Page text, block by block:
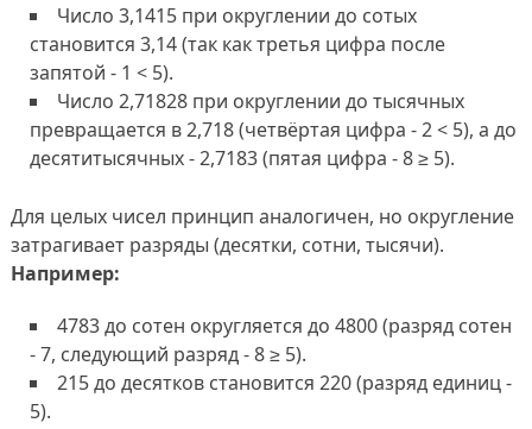
Число 3,1415 при округлении до сотых
становится 3,14 (так как третья цифра после
запятой - 1 < 5).
Число 2,71828 при округлении до тысячных
превращается в 2,718 (четвёртая цифра - 2 < 5), а до
десятитысячных - 2,7183 (пятая цифра - 8 ≥ 5).
Для целых чисел принцип аналогичен, но округление
затрагивает разряды (десятки, сотни, тысячи).
Например:
4783 до сотен округляется до 4800 (разряд сотен
- 7, следующий разряд - 8 ≥ 5).
215 до десятков становится 220 (разряд единиц -
5).